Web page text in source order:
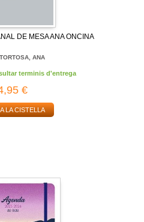
DE MESA ANA ONCINA
ANA
terminis d'entrega
€
LA CISTELLA